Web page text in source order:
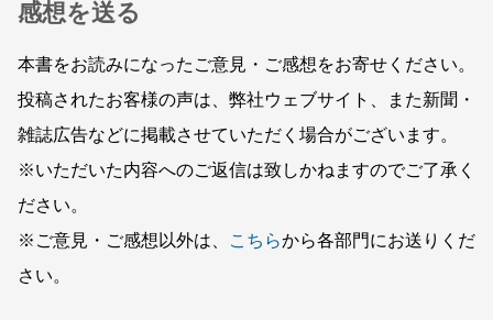
感想を送る
本書をお読みになったご意見・ご感想をお寄せください。
投稿されたお客様の声は、弊社ウェブサイト、また新聞・
雑誌広告などに掲載させていただく場合がございます。
※いただいた内容へのご返信は致しかねますのでご了承く
ださい。
※ご意見・ご感想以外は、
こちらから各部門にお送りくだ
さい。